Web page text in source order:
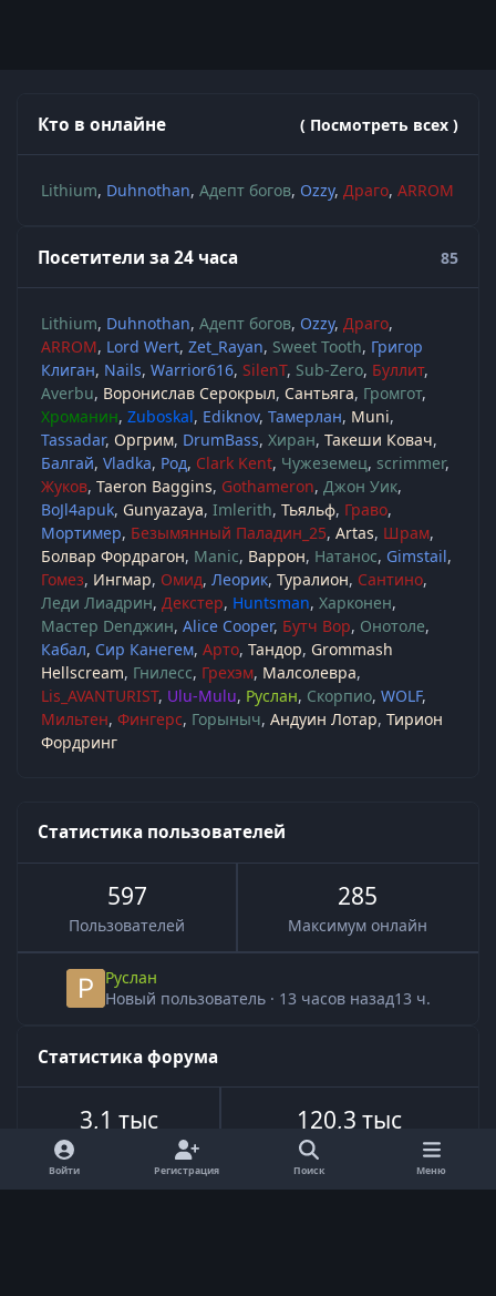
Кто в онлайне ( Посмотреть всех )
Lithium Duhnothan Адепт богов Ozzy Драго ARROM
Посетители за 24 часа 85
Lithium Duhnothan Адепт богов Ozzy Драго
ARROM Lord Wert Zet_Rayan Sweet Tooth Григор
Клиган Nails Warrior616 SilenT Sub-Zero Буллит
Averbu Воронислав Серокрыл Сантьяга Громгот
Хроманин Zuboskal Ediknov Тамерлан Muni
Tassadar Оргрим DrumBass Хиран Такеши Ковач
Балгай Vladka Род Clark Kent Чужеземец scrimmer
Жуков Taeron Baggins Gothameron Джон Уик
BoJl4apuk Gunyazaya Imlerith Тьяльф Граво
Мортимер Безымянный Паладин_25 Artas Шрам
Болвар Фордрагон Manic Варрон Натанос Gimstail
Гомез Ингмар Омид Леорик Туралион Сантино
Леди Лиадрин Декстер Huntsman Харконен
Мастер Denджин Alice Cooper Бутч Вор Онотоле
Кабал Сир Канегем Арто Тандор Grommash
Hellscream Гнилесс Грехэм Малсолевра
Lis_AVANTURIST Ulu-Mulu Руслан Скорпио WOLF
Мильтен Фингерс Горыныч Андуин Лотар Тирион
Фордринг
Статистика пользователей
597
Пользователей
285
Максимум онлайн
Руслан
Новый пользователь · 13 часов назад13 ч.
Статистика форума
3,1 тыс
Всего сообщений
120,3 тыс
Войти Регистрация Поиск Меню